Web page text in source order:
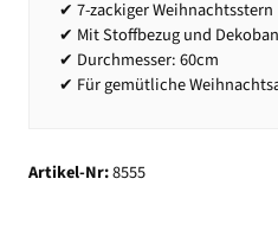
✔ 7-zackiger Weihnachtsstern
✔ Mit Stoffbezug und
✔ Durchmesser: 60cm
✔ Für gemütliche
Artikel-Nr:8555